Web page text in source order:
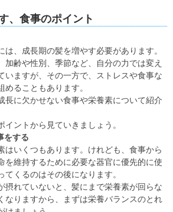
、食事のポイント
は、成長期の髪を増やす必要があります。
加齢や性別、季節など、自分の力では変え
いますが、その一方で、ストレスや食事な
めることもあります。
長に欠かせない食事や栄養素について紹介
イントから見ていきましょう。
をする
はいくつもあります。けれども、食事から
を維持するために必要な器官に優先的に使
てくるのはその後になります。
摂れていないと、髪にまで栄養素が回らな
なりますから、まずは栄養バランスのとれ